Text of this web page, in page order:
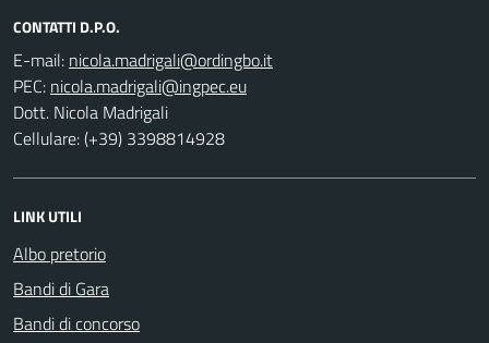
CONTATTI D.P.O.
E-mail:
PEC:
Dott. Nicola Madrigali
Cellulare: (+39) 3398814928
LINK UTILI
Albo pretorio
Bandi di Gara
Bandi di concorso